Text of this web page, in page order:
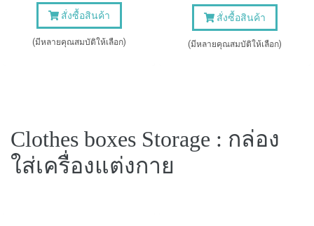
สั่งซื้อสินค้า
(มีหลายคุณสมบัติให้เลือก)
สั่งซื้อสินค้า
(มีหลายคุณสมบัติให้เลือก)
Clothes boxes Storage : กล่อง
ใส่เครื่องแต่งกาย